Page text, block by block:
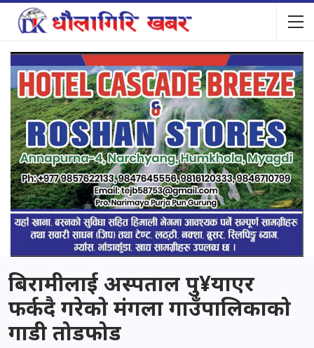
बिरामीलाई अस्पताल पु¥याएर
फर्कदै गरेको मंगला गाउँपालिकाको
गाडी तोडफोड